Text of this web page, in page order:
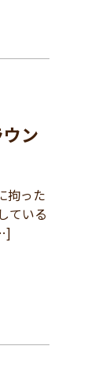
ン
拘った
ている